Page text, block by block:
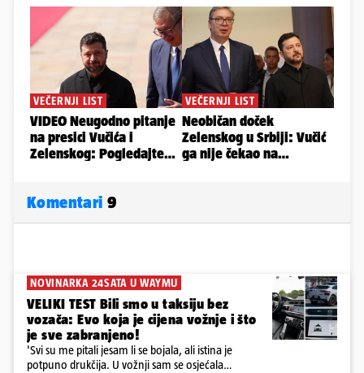
Komentari 9
NOVINARKA 24SATA U WAYMU
VELIKI TEST Bili smo u taksiju bez
vozača: Evo koja je cijena vožnje i što
je sve zabranjeno!
'Svi su me pitali jesam li se bojala, ali istina je
potpuno drukčija. U vožnji sam se osjećala